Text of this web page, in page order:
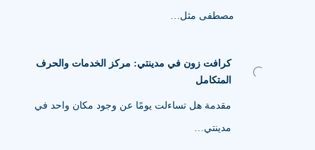
مصطفى مثل…
كرافت زون في مدينتي: مركز الخدمات والحرف
المتكامل
مقدمة هل تساءلت يومًا عن وجود مكان واحد في
مدينتي…